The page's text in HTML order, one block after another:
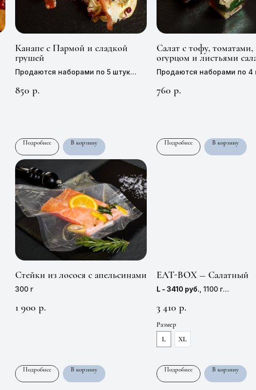
Канапе с Пармой и сладкой
грушей
Продаются наборами по 5 штук
850 р.
Подробнее В корзину
Салат с тофу,
огурцом и листьями
Продаются наборами по 4
760 р.
Подробнее В корзину
Стейки из лосося с апельсинами
300 г
1 900 р.
Подробнее В корзину
EAT-BOX — Салатный
L - 3410 руб. , 1100 г
3 410 р.
Размер
L
XL
Подробнее В корзину